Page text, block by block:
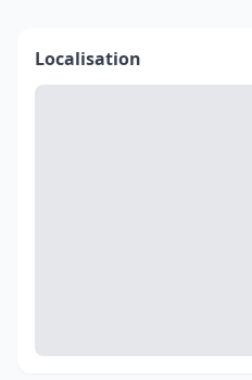
Localisation